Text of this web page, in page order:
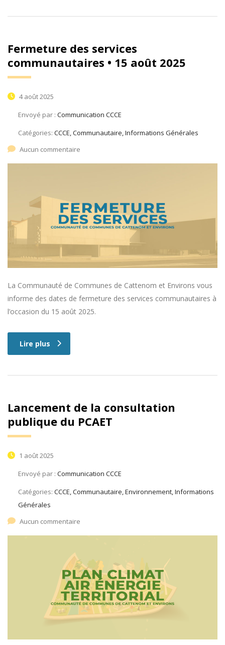
Fermeture des services
communautaires • 15 août 2025
4 août 2025
Envoyé par : Communication CCCE
Catégories: CCCE, Communautaire, Informations Générales
Aucun commentaire
La Communauté de Communes de Cattenom et Environs vous
informe des dates de fermeture des services communautaires à
l’occasion du 15 août 2025.
Lire plus
Lancement de la consultation
publique du PCAET
1 août 2025
Envoyé par : Communication CCCE
Catégories: CCCE, Communautaire, Environnement, Informations
Générales
Aucun commentaire